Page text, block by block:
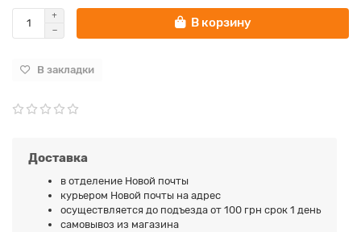
В корзину
В закладки
Доставка
в отделение Новой почты
курьером Новой почты на адрес
осуществляется до подъезда от 100 грн срок 1 день
самовывоз из магазина